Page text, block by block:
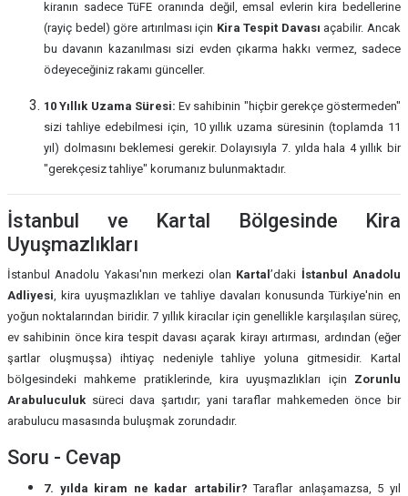
kiranın sadece TüFE oranında değil, emsal evlerin kira bedellerine
(rayiç bedel) göre artırılması için Kira Tespit Davası açabilir. Ancak
bu davanın kazanılması sizi evden çıkarma hakkı vermez, sadece
ödeyeceğiniz rakamı günceller.
10 Yıllık Uzama Süresi: Ev sahibinin "hiçbir gerekçe göstermeden"
sizi tahliye edebilmesi için, 10 yıllık uzama süresinin (toplamda 11
yıl) dolmasını beklemesi gerekir. Dolayısıyla 7. yılda hala 4 yıllık bir
"gerekçesiz tahliye" korumanız bulunmaktadır.
İstanbul ve Kartal Bölgesinde Kira
Uyuşmazlıkları
İstanbul Anadolu Yakası'nın merkezi olan Kartal’daki İstanbul Anadolu
Adliyesi, kira uyuşmazlıkları ve tahliye davaları konusunda Türkiye'nin en
yoğun noktalarından biridir. 7 yıllık kiracılar için genellikle karşılaşılan süreç,
ev sahibinin önce kira tespit davası açarak kirayı artırması, ardından (eğer
şartlar oluşmuşsa) ihtiyaç nedeniyle tahliye yoluna gitmesidir. Kartal
bölgesindeki mahkeme pratiklerinde, kira uyuşmazlıkları için Zorunlu
Arabuluculuk süreci dava şartıdır; yani taraflar mahkemeden önce bir
arabulucu masasında buluşmak zorundadır.
Soru - Cevap
7. yılda kiram ne kadar artabilir? Taraflar anlaşamazsa, 5 yıl